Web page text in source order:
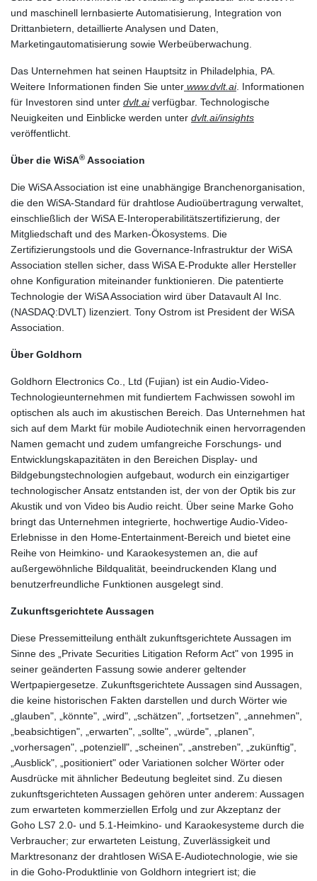
und maschinell lernbasierte Automatisierung, Integration von
Drittanbietern, detaillierte Analysen und Daten,
Marketingautomatisierung sowie Werbeüberwachung.
Das Unternehmen hat seinen Hauptsitz in Philadelphia, PA.
Weitere Informationen finden Sie unter www.dvlt.ai. Informationen
für Investoren sind unter dvlt.aiverfügbar. Technologische
Neuigkeiten und Einblicke werden unter dvlt.ai/insights
veröffentlicht.
Über die WiSA® Association
Die WiSA Association ist eine unabhängige Branchenorganisation,
die den WiSA-Standard für drahtlose Audioübertragung verwaltet,
einschließlich der WiSA E-Interoperabilitätszertifizierung, der
Mitgliedschaft und des Marken-Ökosystems. Die
Zertifizierungstools und die Governance-Infrastruktur der WiSA
Association stellen sicher, dass WiSA E-Produkte aller Hersteller
ohne Konfiguration miteinander funktionieren. Die patentierte
Technologie der WiSA Association wird über Datavault AI Inc.
(NASDAQ:DVLT) lizenziert. Tony Ostrom ist President der WiSA
Association.
Über Goldhorn
Goldhorn Electronics Co., Ltd (Fujian) ist ein Audio-Video-
Technologieunternehmen mit fundiertem Fachwissen sowohl im
optischen als auch im akustischen Bereich. Das Unternehmen hat
sich auf dem Markt für mobile Audiotechnik einen hervorragenden
Namen gemacht und zudem umfangreiche Forschungs- und
Entwicklungskapazitäten in den Bereichen Display- und
Bildgebungstechnologien aufgebaut, wodurch ein einzigartiger
technologischer Ansatz entstanden ist, der von der Optik bis zur
Akustik und von Video bis Audio reicht. Über seine Marke Goho
bringt das Unternehmen integrierte, hochwertige Audio-Video-
Erlebnisse in den Home-Entertainment-Bereich und bietet eine
Reihe von Heimkino- und Karaokesystemen an, die auf
außergewöhnliche Bildqualität, beeindruckenden Klang und
benutzerfreundliche Funktionen ausgelegt sind.
Zukunftsgerichtete Aussagen
Diese Pressemitteilung enthält zukunftsgerichtete Aussagen im
Sinne des „Private Securities Litigation Reform Act" von 1995 in
seiner geänderten Fassung sowie anderer geltender
Wertpapiergesetze. Zukunftsgerichtete Aussagen sind Aussagen,
die keine historischen Fakten darstellen und durch Wörter wie
„glauben", „könnte", „wird", „schätzen", „fortsetzen", „annehmen",
„beabsichtigen", „erwarten", „sollte", „würde", „planen",
„vorhersagen", „potenziell", „scheinen", „anstreben", „zukünftig",
„Ausblick", „positioniert" oder Variationen solcher Wörter oder
Ausdrücke mit ähnlicher Bedeutung begleitet sind. Zu diesen
zukunftsgerichteten Aussagen gehören unter anderem: Aussagen
zum erwarteten kommerziellen Erfolg und zur Akzeptanz der
Goho LS7 2.0- und 5.1-Heimkino- und Karaokesysteme durch die
Verbraucher; zur erwarteten Leistung, Zuverlässigkeit und
Marktresonanz der drahtlosen WiSA E-Audiotechnologie, wie sie
in die Goho-Produktlinie von Goldhorn integriert ist; die